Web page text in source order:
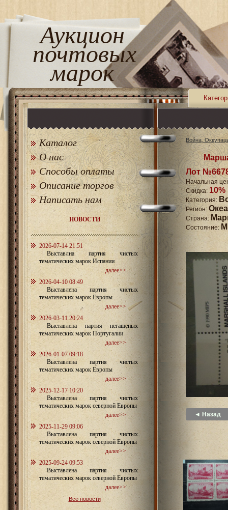
Аукцион
почтовых
марок
Каталог
О нас
Способы оплаты
Описание торгов
Написать нам
НОВОСТИ
2026-07-14 21:51
Выставлна партия чистых
тематических марок Испании
далее>>
2026-04-10 08:49
Выставлена партия чистых
тематических марок Европы
далее>>
2026-03-11 20:24
Выставлена партия негашеных
тематических марок Португалии
далее>>
2026-01-07 09:18
Выставлена партия чистых
тематических марок Европы
далее>>
2025-12-17 10:20
Выставлена партия чистых
тематических марок северной Европы
далее>>
2025-11-29 09:06
Выставлена партия чистых
тематических марок северной Европы
далее>>
2025-09-24 09:53
Выставлена партия чистых
тематических марок северной Европы
далее>>
Все новости
Война,
Лот
Начальная
Скидка: 10%
Категория:
Регион:
Страна:
Состояние:
◄ Назад